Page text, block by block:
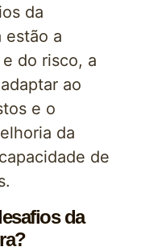
da
estão a
do risco, a
ao
e o
da
de
da